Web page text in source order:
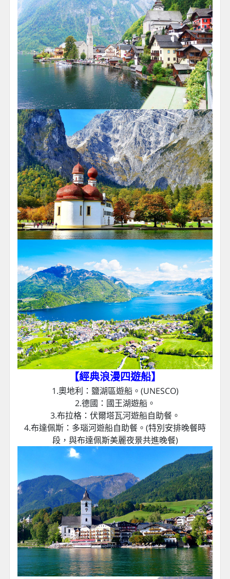
【經典浪漫四遊船】
1.奧地利：鹽湖區遊船。(UNESCO)
2.德國：國王湖遊船。
3.布拉格：伏爾塔瓦河遊船自助餐。
4.布達佩斯：多瑙河遊船自助餐。(特別安排晚餐時
段，與布達佩斯美麗夜景共進晚餐)